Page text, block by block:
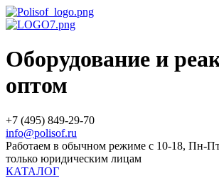
Оборудование и
оптом
+7 (495) 849-29-70
info@polisof.ru
Работаем в обычном режиме с 10-18, Пн-
только юридическим лицам
КАТАЛОГ